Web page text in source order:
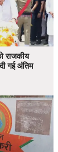
राजकीय
गई अंतिम